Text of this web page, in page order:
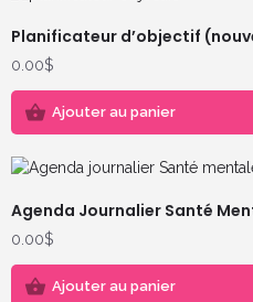
Planificateur d’objectif
0.00$
Ajouter au panier
Agenda Journalier Santé
0.00$
Ajouter au panier